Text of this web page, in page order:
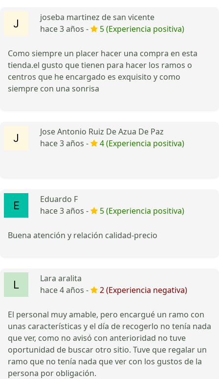
joseba martinez de san vicente
hace 3 años -
5 (Experiencia positiva)
Como siempre un placer hacer una compra en esta
tienda.el gusto que tienen para hacer los ramos o
centros que he encargado es exquisito y como
siempre con una sonrisa
Jose Antonio Ruiz De Azua De Paz
hace 3 años -
4 (Experiencia positiva)
Eduardo F
hace 3 años -
5 (Experiencia positiva)
Buena atención y relación calidad-precio
Lara aralita
hace 4 años -
2 (Experiencia negativa)
El personal muy amable, pero encargué un ramo con
unas características y el día de recogerlo no tenía nada
que ver, como no avisó con anterioridad no tuve
oportunidad de buscar otro sitio. Tuve que regalar un
ramo que no tenía nada que ver con los gustos de la
persona por obligación.